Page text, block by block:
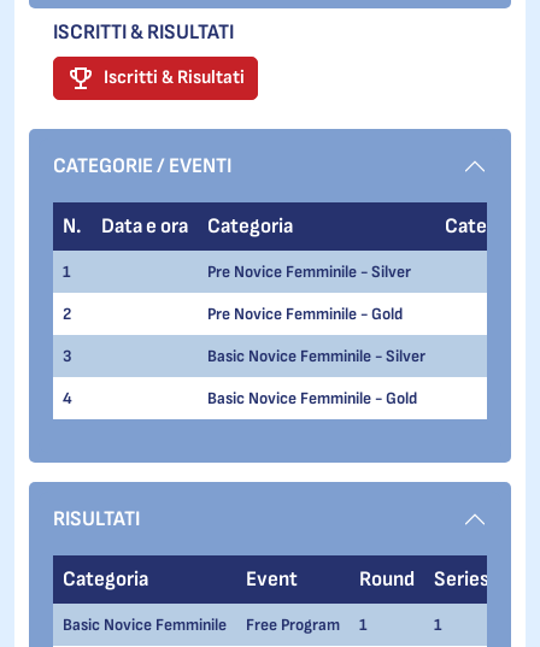
ISCRITTI & RISULTATI
Iscritti & Risultati
CATEGORIE / EVENTI
N. Data e ora Categoria Categoria
1 Pre Novice Femminile - Silver
2 Pre Novice Femminile - Gold
3 Basic Novice Femminile - Silver
4 Basic Novice Femminile - Gold
RISULTATI
Categoria Event Round Series
Basic Novice Femminile Free Program 1 1